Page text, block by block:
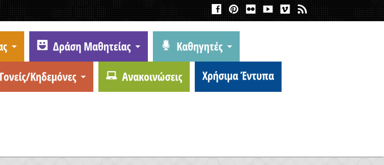
Δράση Μαθητείας
Καθηγητές
Κηδεμόνες
Ανακοινώσεις Χρήσιμα Έντυπα